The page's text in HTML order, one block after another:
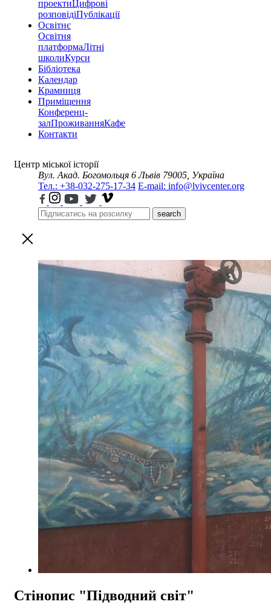
проектиЦифрові
розповідіПублікації
Освітнє
Освітня
платформаЛітні
школиКурси
Бібліотека
Календар
Крамниця
Приміщення
Конференц-
залПроживанняКафе
Контакти
Центр міської історії
Вул. Акад. Богомольця 6 Львів 79005, Україна
Тел.: +38-032-275-17-34 E-mail: info@lvivcenter.org
search
Стінопис "Підводний світ"